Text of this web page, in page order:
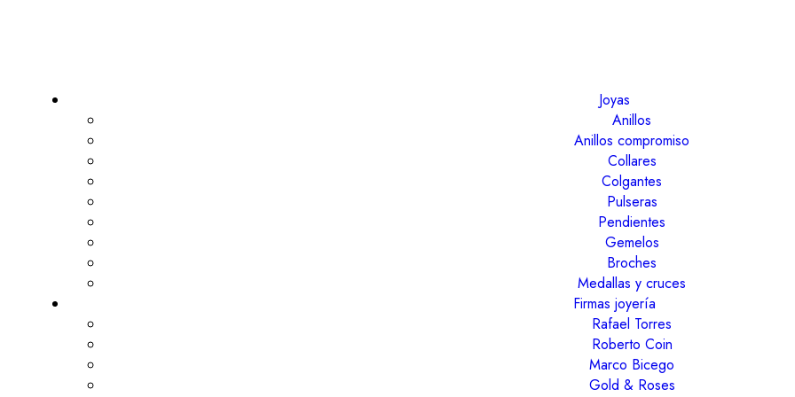
Joyas
Anillos
Anillos compromiso
Collares
Colgantes
Pulseras
Pendientes
Gemelos
Broches
Medallas y cruces
Firmas joyería
Rafael Torres
Roberto Coin
Marco Bicego
Gold & Roses